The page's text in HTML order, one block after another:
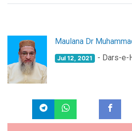
Maulana Dr
Jul 12, 2021 - Dars-e-